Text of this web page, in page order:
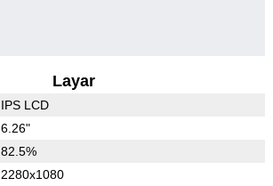
Layar
IPS LCD
6.26"
82.5%
2280x1080